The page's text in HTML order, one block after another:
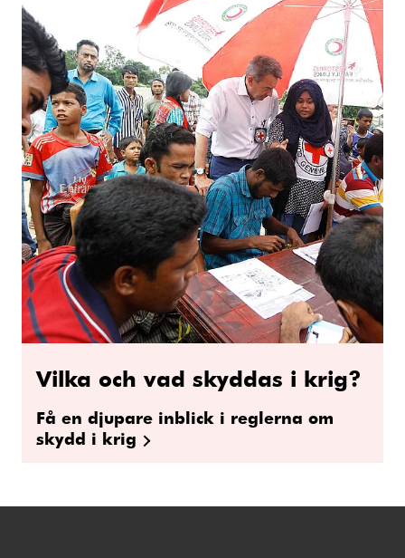
Vilka och vad skyddas i krig?
Få en djupare inblick i reglerna om
skydd i krig